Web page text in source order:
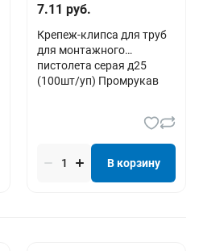
7.11 руб.
Крепеж-клипса для труб
для монтажного
пистолета серая д25
(100шт/уп) Промрукав
В корзину